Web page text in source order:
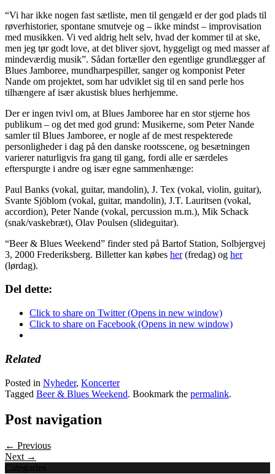
“Vi har ikke nogen fast sætliste, men til gengæld er der god plads til
røverhistorier, spontane smutveje og – ikke mindst – improvisation
med musikken. Vi ved aldrig helt selv, hvad der kommer til at ske,
men jeg tør godt love, at det bliver sjovt, hyggeligt og med masser af
mindeværdig musik”. Sådan fortæller den egentlige grundlægger af
Blues Jamboree, mundharpespiller, sanger og komponist Peter
Nande om projektet, som har udviklet sig til en sand perle hos
tilhængere af især akustisk blues herhjemme.
Der er ingen tvivl om, at Blues Jamboree har en stor stjerne hos
publikum – og det med god grund: Musikerne, som Peter Nande
samler til Blues Jamboree, er nogle af de mest respekterede
personligheder i dag på den danske rootsscene, og besætningen
varierer naturligvis fra gang til gang, fordi alle er særdeles
efterspurgte i andre og især egne sammenhænge:
Paul Banks (vokal, guitar, mandolin), J. Tex (vokal, violin, guitar),
Svante Sjöblom (vokal, guitar, mandolin), J.T. Lauritsen (vokal,
accordion), Peter Nande (vokal, percussion m.m.), Mik Schack
(snak/vaskebræt), Olav Poulsen (slideguitar).
“Beer & Blues Weekend” finder sted på Bartof Station, Solbjergvej
3, 2000 Frederiksberg. Billetter kan købes her(fredag) og her
(lørdag).
Del dette:
Click to share on Twitter (Opens in new window)
Click to share on Facebook (Opens in new window)
Related
Posted in Nyheder, Koncerter
Tagged Beer & Blues Weekend. Bookmark the permalink.
Post navigation
← Previous
Next →
Categories